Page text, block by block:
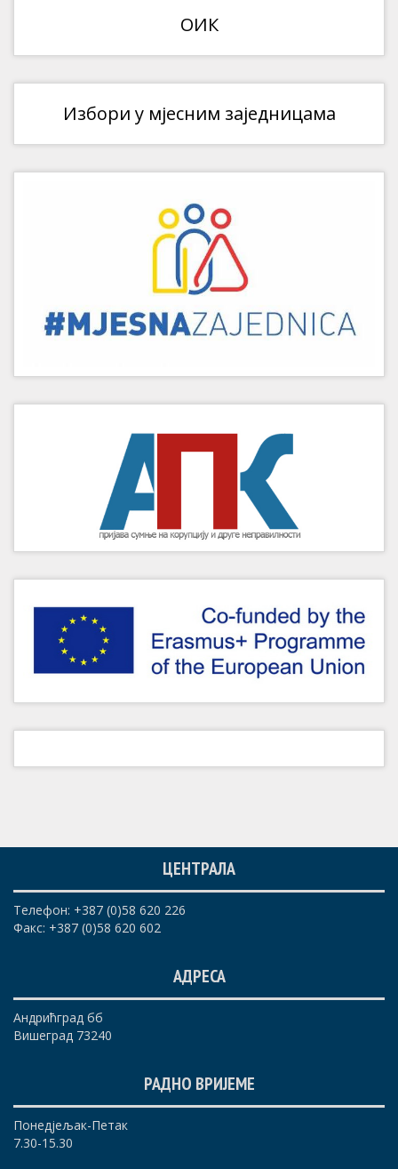
ОИК
Избори у мјесним заједницама
ЦЕНТРАЛА
Телефон: +387 (0)58 620 226
Факс: +387 (0)58 620 602
АДРЕСА
Андрићград бб
Вишеград 73240
РАДНО ВРИЈЕМЕ
Понедјељак-Петак
7.30-15.30